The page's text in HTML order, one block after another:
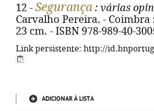
12 - Segurança : várias
Carvalho Pereira. - Coimbra
23 cm. - ISBN 978-989-40-
Link persistente: http://
ADICIONAR À LISTA